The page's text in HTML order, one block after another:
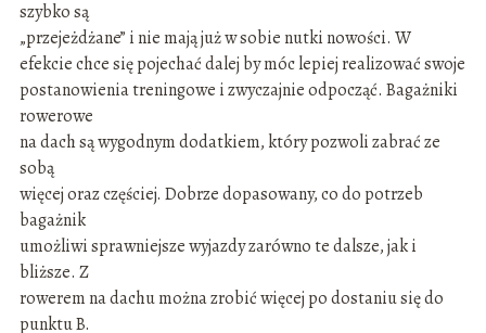
szybko są
„przejeżdżane” i nie mają już w sobie nutki nowości. W
efekcie chce się pojechać dalej by móc lepiej realizować swoje
postanowienia treningowe i zwyczajnie odpocząć. Bagażniki
rowerowe
na dach są wygodnym dodatkiem, który pozwoli zabrać ze
sobą
więcej oraz częściej. Dobrze dopasowany, co do potrzeb
bagażnik
umożliwi sprawniejsze wyjazdy zarówno te dalsze, jak i
bliższe. Z
rowerem na dachu można zrobić więcej po dostaniu się do
punktu B.